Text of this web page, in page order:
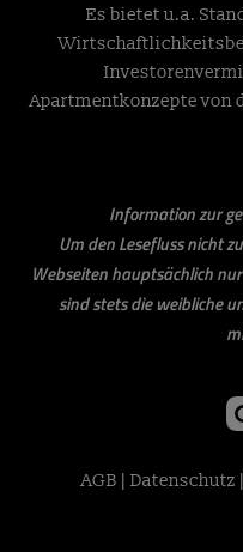
Es bietet u.a.
Apartmentkonzepte von
Information zur
Um den Lesefluss nicht
Webseiten hauptsächlich
sind stets die weibliche
AGB | Datenschutz |